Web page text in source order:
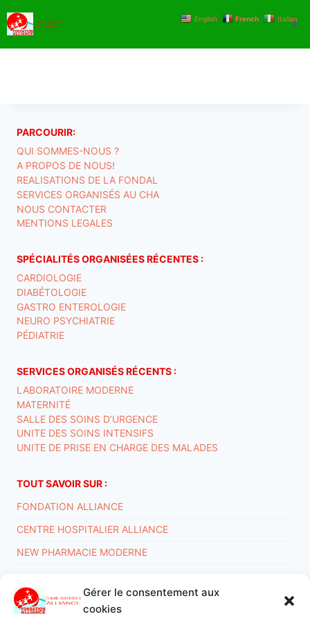
Gérer le consentement aux
cookies
au
contenu
PARCOURIR:
QUI SOMMES-NOUS ?
A PROPOS DE NOUS!
REALISATIONS DE LA FONDAL
SERVICES ORGANISÉS AU CHA
NOUS CONTACTER
MENTIONS LEGALES
SPÉCIALITÉS ORGANISÉES RÉCENTES :
CARDIOLOGIE
DIABÉTOLOGIE
GASTRO ENTEROLOGIE
NEURO PSYCHIATRIE
PÉDIATRIE
SERVICES ORGANISÉS RÉCENTS :
LABORATOIRE MODERNE
MATERNITÉ
SALLE DES SOINS D’URGENCE
UNITE DES SOINS INTENSIFS
UNITE DE PRISE EN CHARGE DES MALADES
TOUT SAVOIR SUR :
FONDATION ALLIANCE
CENTRE HOSPITALIER ALLIANCE
NEW PHARMACIE MODERNE
Conditions générales
Déclaration de confidentialité
Politique de cookies (UE)
English French Italian